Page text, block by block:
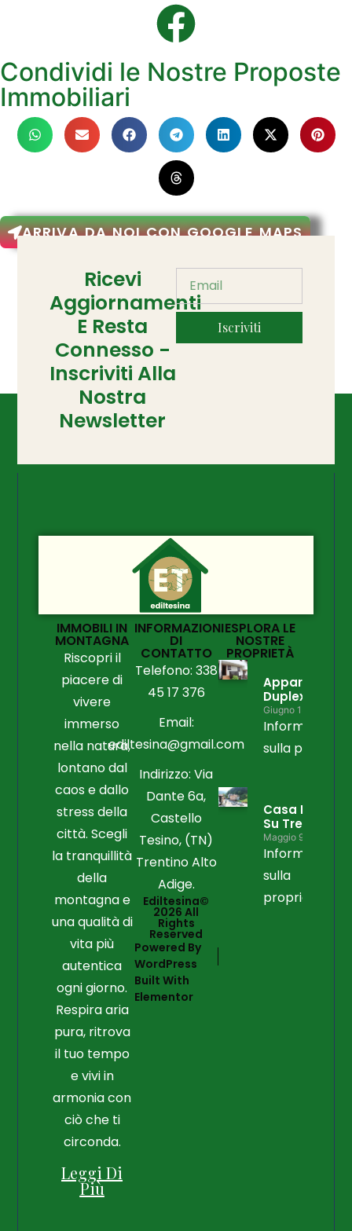
Condividi le Nostre Proposte
Immobiliari
ARRIVA DA NOI CON GOOGLE MAPS
Ricevi
Aggiornamenti
E Resta
Connesso -
Inscriviti Alla
Nostra
Newsletter
Iscriviti
IMMOBILI IN
MONTAGNA
Riscopri il
piacere di
vivere
immerso
nella natura,
lontano dal
caos e dallo
stress della
città. Scegli
la tranquillità
della
montagna e
una qualità di
vita più
autentica
ogni giorno.
Respira aria
pura, ritrova
il tuo tempo
e vivi in
armonia con
ciò che ti
circonda.
Leggi Di
Più
INFORMAZIONI
DI
CONTATTO
Telefono: 338
45 17 376
Email:
ediltesina@gmail.com
Indirizzo: Via
Dante 6a,
Castello
Tesino, (TN)
Trentino Alto
Adige.
Ediltesina©
2026 All
Rights
Reserved
Powered By
WordPress
Built With
Elementor
ESPLORA LE
NOSTRE
PROPRIETÀ
Duplex
Giugno 15, 2026
Informazioni
sulla
Casa Libera
Su Tre Lati
Maggio 9, 2026
Informazioni
sulla
proprietà